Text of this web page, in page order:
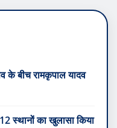
के बीच रामकृपाल यादव
स्थानों का खुलासा किया